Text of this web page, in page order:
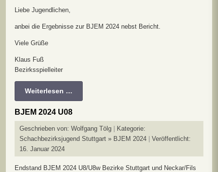
Liebe Jugendlichen,
anbei die Ergebnisse zur BJEM 2024 nebst Bericht.
Viele Grüße
Klaus Fuß
Bezirksspielleiter
Weiterlesen …
BJEM 2024 U08
Geschrieben von: Wolfgang Tölg
Kategorie:
Schachbezirksjugend Stuttgart » BJEM 2024
Veröffentlicht:
16. Januar 2024
Endstand BJEM 2024 U8/U8w Bezirke Stuttgart und Neckar/Fils